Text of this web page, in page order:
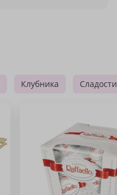
Клубника Сладости